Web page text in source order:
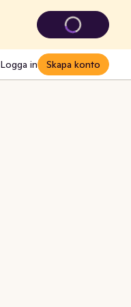
Logga in Skapa konto